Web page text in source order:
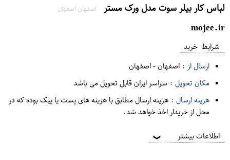
لباس کار بیلر سوت مدل ورک مستر اصفهان اصفهان
mojee.ir
شرایط خرید
ارسال از : اصفهان-اصفهان
مکان تحویل : سراسر ایران قابل تحویل می باشد
هزینه ارسال : هزینه ارسال مطابق با هزینه های پست یا پیک بوده که در
محل از خریدار اخذ خواهد شد.
اطلاعات بیشتر ❯